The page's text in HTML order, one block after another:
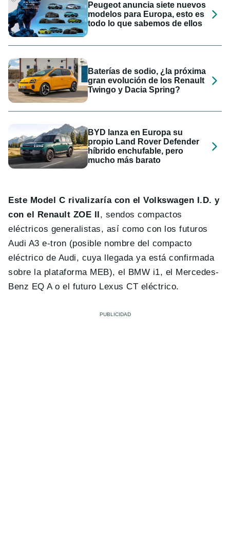
Peugeot anuncia siete nuevos
modelos para Europa, esto es
todo lo que sabemos de ellos
Baterías de sodio, ¿la próxima
gran evolución de los Renault
Twingo y Dacia Spring?
BYD lanza en Europa su
propio Land Rover Defender
híbrido enchufable, pero
mucho más barato
Este Model C rivalizaría con el Volkswagen I.D. y
con el Renault ZOE II , sendos compactos
eléctricos generalistas, así como con los futuros
Audi A3 e-tron (posible nombre del compacto
eléctrico de Audi, cuya llegada ya está confirmada
sobre la plataforma MEB), el BMW i1, el Mercedes-
Benz EQ A o el futuro Lexus CT eléctrico.